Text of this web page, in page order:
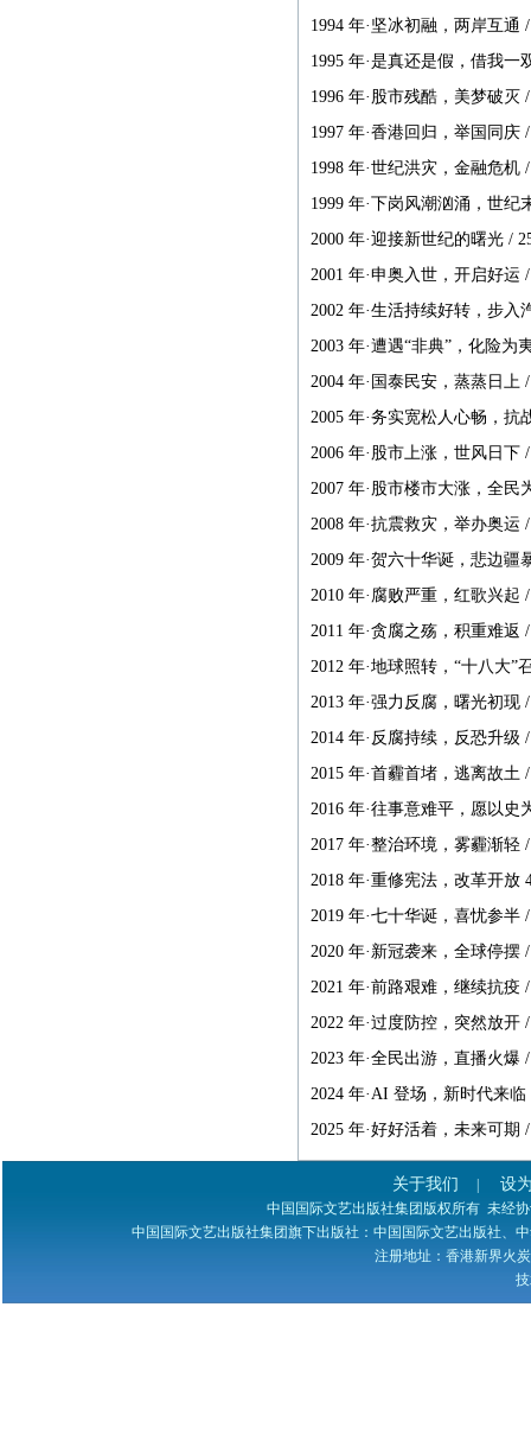
1994 年·坚冰初融，两岸互通
1995 年·是真还是假，借我一
1996 年·股市残酷，美梦破灭
1997 年·香港回归，举国同庆
1998 年·世纪洪灾，金融危机
1999 年·下岗风潮汹涌，世纪
2000 年·迎接新世纪的曙光 /
2001 年·申奥入世，开启好运
2002 年·生活持续好转，步入
2003 年·遭遇“非典”，化险为
2004 年·国泰民安，蒸蒸日上
2005 年·务实宽松人心畅，抗
2006 年·股市上涨，世风日下
2007 年·股市楼市大涨，全民
2008 年·抗震救灾，举办奥运
2009 年·贺六十华诞，悲边疆
2010 年·腐败严重，红歌兴起
2011 年·贪腐之殇，积重难返
2012 年·地球照转，“十八大”
2013 年·强力反腐，曙光初现
2014 年·反腐持续，反恐升级
2015 年·首霾首堵，逃离故土
2016 年·往事意难平，愿以史
2017 年·整治环境，雾霾渐轻
2018 年·重修宪法，改革开放
2019 年·七十华诞，喜忧参半
2020 年·新冠袭来，全球停摆
2021 年·前路艰难，继续抗疫
2022 年·过度防控，突然放开
2023 年·全民出游，直播火爆
2024 年·AI 登场，新时代来临
2025 年·好好活着，未来可期
关于我们 设
中国国际文艺出版社集团版权所有 未经
中国国际文艺出版社集团旗下出版社：中国国际文艺出版社、
注册地址：香港新界火